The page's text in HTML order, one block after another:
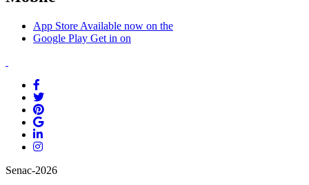
App Store Available now on the
Google Play Get in on
Senac-2026